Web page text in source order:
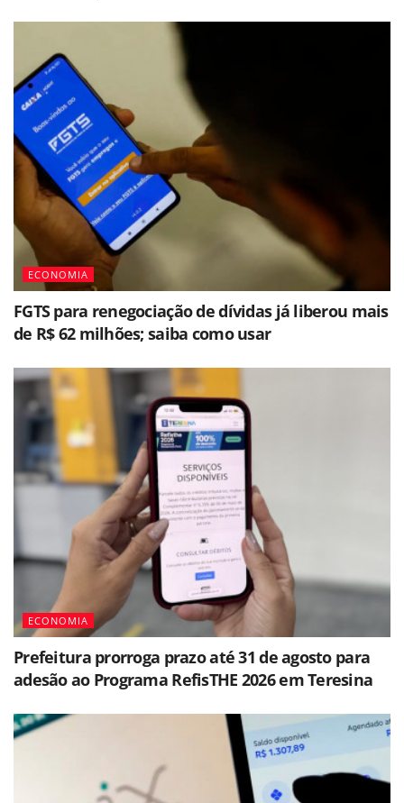
ECONOMIA
FGTS para renegociação de dívidas já liberou mais
de R$ 62 milhões; saiba como usar
ECONOMIA
Prefeitura prorroga prazo até 31 de agosto para
adesão ao Programa RefisTHE 2026 em Teresina